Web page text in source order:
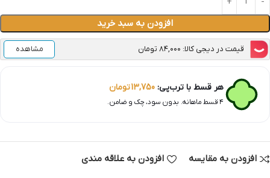
افزودن به سبد خرید
قیمت در دیجی کالا: ۸۴,۰۰۰ تومان مشاهده
هر قسط با ترب‌پی: 13,750تومان
۴ قسط ماهانه. بدون سود، چک و ضامن.
افزودن به مقایسه افزودن به علاقه مندی